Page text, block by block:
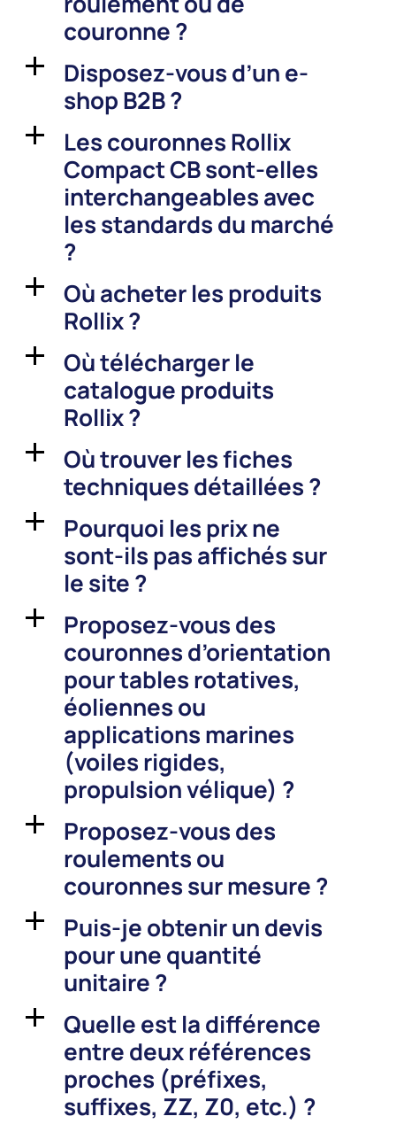
couronne ?
a
Disposez-vous d’un e-
shop B2B ?
a
Les couronnes Rollix
Compact CB sont-elles
interchangeables avec
les standards du marché
?
a
Où acheter les produits
Rollix ?
a
Où télécharger le
catalogue produits
Rollix ?
a
Où trouver les fiches
techniques détaillées ?
a
Pourquoi les prix ne
sont-ils pas affichés sur
le site ?
a
Proposez-vous des
couronnes d’orientation
pour tables rotatives,
éoliennes ou
applications marines
(voiles rigides,
propulsion vélique) ?
a
Proposez-vous des
roulements ou
couronnes sur mesure ?
a
Puis-je obtenir un devis
pour une quantité
unitaire ?
a
Quelle est la différence
entre deux références
proches (préfixes,
suffixes, ZZ, Z0, etc.) ?